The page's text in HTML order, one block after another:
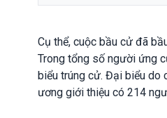
Cụ thể, cuộc bầu cử đã
Trong tổng số người ứng
biểu trúng cử. Đại biểu do
ương giới thiệu có 214